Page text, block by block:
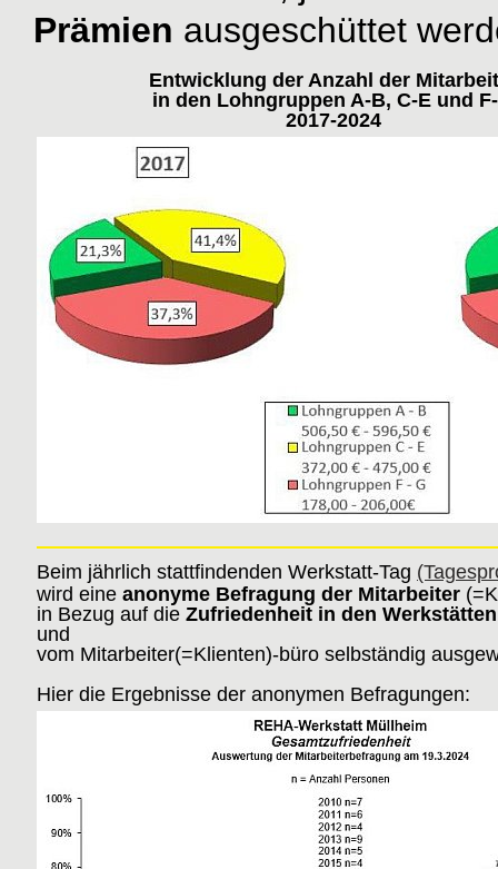
Prämien ausgeschüttet
Entwicklung der Anzahl der
in den Lohngruppen A-B, C-E und
2017-2024
Beim jährlich stattfindenden Werkstatt-Tag
wird eine anonyme Befragung der Mitarbeiter
in Bezug auf die Zufriedenheit in den Werkstätten
und
vom Mitarbeiter(=Klienten)-büro selbständig
Hier die Ergebnisse der anonymen Befragungen: